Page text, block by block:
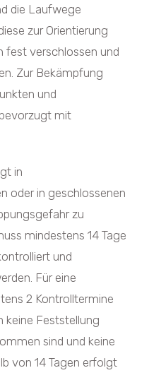
die Laufwege
zur Orientierung
fest verschlossen und
Zur Bekämpfung
und
mit
in
oder in geschlossenen
zu
mindestens 14 Tage
und
Für eine
2 Kontrolltermine
keine Feststellung
sind und keine
von 14 Tagen erfolgt